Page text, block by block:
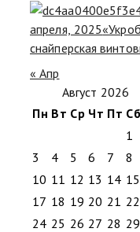
апреля, 2025
снайперская
« Апр
Август 2026
Пн Вт Ср Чт Пт Сб
1
3
4 5 6 7 8
10 11 12 13 14 15
17 18 19 20 21 22
24 25 26 27 28 29